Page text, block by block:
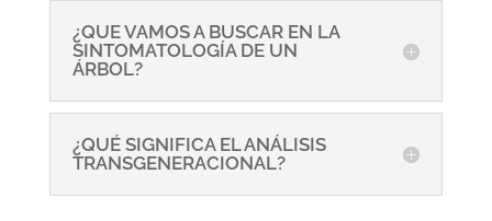
¿QUE VAMOS A BUSCAR EN LA
SINTOMATOLOGÍA DE UN
ÁRBOL?
¿QUÉ SIGNIFICA EL ANÁLISIS
TRANSGENERACIONAL?